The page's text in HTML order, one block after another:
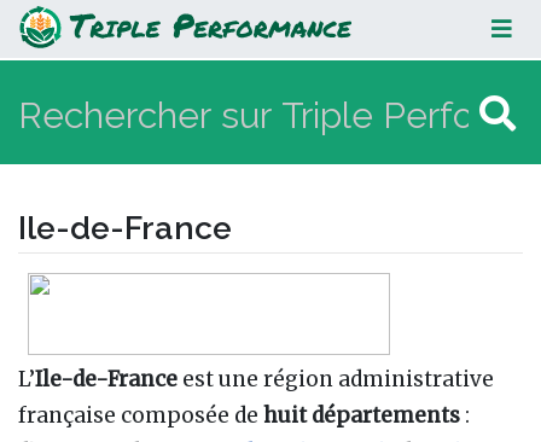
Ile-de-France
Ile-de-France
Aller à :
L’Ile-de-France est une région administrative
française composée de huit départements :